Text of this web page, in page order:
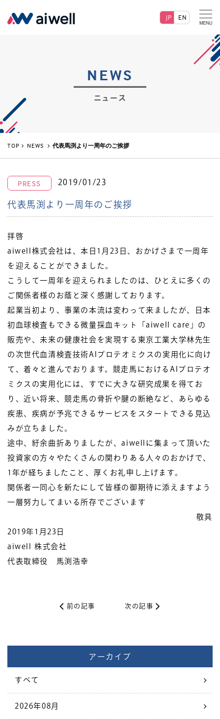
JP EN
NEWS
ニュース
TOP NEWS 代表馬渕より一周年のご挨拶
PRESS 2019/01/23
代表馬渕より一周年のご挨拶
拝啓
aiwell株式会社は、本日1月23日、おかげさまで一周年
を迎えることができました。
こうして一周年を迎えられましたのは、ひとえに多くの
ご関係者様のお蔭と深く感謝しております。
起業当初より、事業の本流は変わって来ましたが、日本
初血球検査もできる微量採血キット「aiwell care」の
販売や、未来の健康社会を実現する東京工業大学林先生
の次世代血清検査技術AIプロテオミクスの実用化に向け
て、着々と進んでおります。競走馬におけるAIプロテオ
ミクスの実用化には、すでに大きな研究成果を得てお
り、近い将来、競走馬の骨折や腱の断絶など、あらゆる
疾患、疾病が予兆できるサービスをスタートできる見込
みが立ちました。
途中、紆余曲折ありましたが、aiwellに集まって頂いた
投資家の方々やたくさんの関わりある人々のおかげで、
1年が経ちましたこと、厚くお礼申し上げます。
関係者一同心を新たにして皆様の御期待に添えますよう
一層努力してまいる所存でございます
敬具
2019年1月23日
aiwell 株式会社
代表取締役 馬渕浩幸
前の記事 次の記事
アーカイブ
すべて
2026年08月